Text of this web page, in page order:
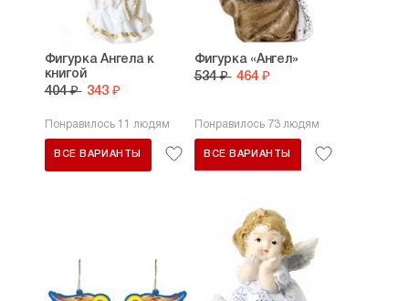
Фигурка Ангела к
книгой
404 ₽ 343 ₽
Понравилось 11 людям
ВСЕ ВАРИАНТЫ
Фигурка «Ангел»
534 ₽ 464 ₽
Понравилось 73 людям
ВСЕ ВАРИАНТЫ